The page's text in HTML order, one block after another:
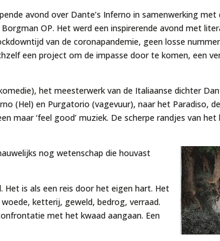
avond over Dante’s Infernoin samenwerking met
OP. Het werd een inspirerende avond met
van de coronapandemie, geen losse
een project om de impasse door te komen, een
het meesterwerk van de Italiaanse dichter
(Hel) en Purgatorio (vagevuur), naar het Paradiso,
‘feel good’ muziek. De scherpe randjes van het
nog wetenschap die houvast
is als een reis door het eigen hart. Het
ketterij, geweld, bedrog, verraad.
met het kwaad aangaan. Een